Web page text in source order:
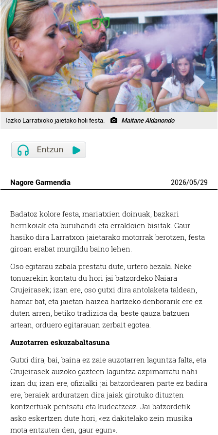
Iazko Larratxoko jaietako holi festa. Maitane Aldanondo
Nagore Garmendia 2026/05/29
Badatoz kolore festa, mariatxien doinuak, bazkari
herrikoiak eta buruhandi eta erraldoien bisitak. Gaur
hasiko dira Larratxon jaietarako motorrak berotzen, festa
giroan erabat murgildu baino lehen.
Oso egitarau zabala prestatu dute, urtero bezala. Neke
tonuarekin kontatu du hori jai batzordeko Naiara
Crujeirasek; izan ere, oso gutxi dira antolaketa taldean,
hamar bat, eta jaietan haizea hartzeko denborarik ere ez
duten arren, betiko tradizioa da, beste gauza batzuen
artean, orduero egitarauan zerbait egotea.
Auzotarren eskuzabaltasuna
Gutxi dira, bai, baina ez zaie auzotarren laguntza falta, eta
Crujeirasek auzoko gazteen laguntza azpimarratu nahi
izan du; izan ere, ofizialki jai batzordearen parte ez badira
ere, beraiek arduratzen dira jaiak girotuko dituzten
kontzertuak pentsatu eta kudeatzeaz. Jai batzordetik
asko eskertzen dute hori, «ez dakitelako zein musika
mota entzuten den, gaur egun».